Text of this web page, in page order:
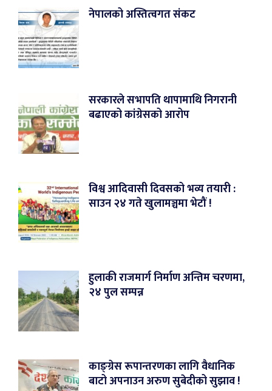
नेपालको अस्तित्वगत संकट
सरकारले सभापति थापामाथि निगरानी
बढाएको कांग्रेसको आरोप
विश्व आदिवासी दिवसको भव्य तयारी :
साउन २४ गते खुलामञ्चमा भेटौं !
हुलाकी राजमार्ग निर्माण अन्तिम चरणमा,
२४ पुल सम्पन्न
काङ्ग्रेस रूपान्तरणका लागि वैधानिक
बाटो अपनाउन अरुण सुबेदीको सुझाव !